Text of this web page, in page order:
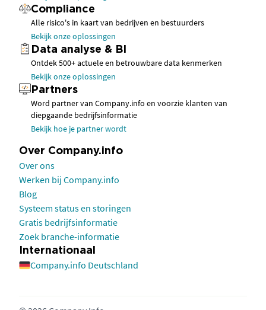
Compliance
Alle risico's in kaart van bedrijven en bestuurders
Bekijk onze oplossingen
Data analyse & BI
Ontdek 500+ actuele en betrouwbare data kenmerken
Bekijk onze oplossingen
Partners
Word partner van Company.info en voorzie klanten van
diepgaande bedrijfsinformatie
Bekijk hoe je partner wordt
Over Company.info
Over ons
Werken bij Company.info
Blog
Systeem status en storingen
Gratis bedrijfsinformatie
Zoek branche-informatie
Internationaal
Company.info Deutschland